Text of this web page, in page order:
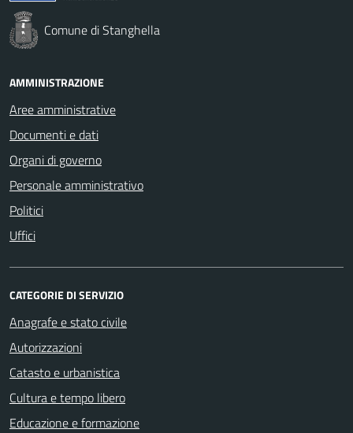
Comune di Stanghella
AMMINISTRAZIONE
Aree amministrative
Documenti e dati
Organi di governo
Personale amministrativo
Politici
Uffici
CATEGORIE DI SERVIZIO
Anagrafe e stato civile
Autorizzazioni
Catasto e urbanistica
Cultura e tempo libero
Educazione e formazione